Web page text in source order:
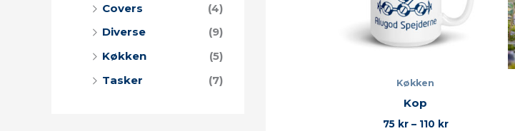
Covers
(4)
Diverse
(9)
Køkken
(5)
Tasker
(7) Køkken
Kop
75 kr – 110 kr